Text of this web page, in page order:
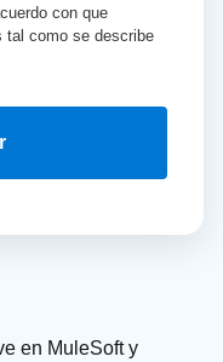
con que
tal como se describe
en MuleSoft y